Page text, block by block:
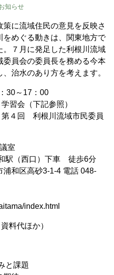
知らせ
に流域住民の意見を反映さ
めぐる動きは、関東地方で
。７月に発足した利根川流域
員会の委員長を務める今本
治水のあり方を考えます。
30～17：00
（下記参照）
利根川流域市民委員
室
西口）下車 徒歩6分
高砂3-1-4 電話 048-
index.html
料代ほか）
と課題